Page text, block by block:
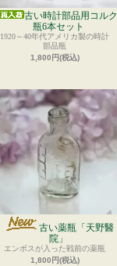
古い時計部品用コルク
瓶6本セット
1920～40年代アメリカ製の時計
部品瓶
1,800円(税込)
古い薬瓶「天野醫
院」
エンボスが入った戦前の薬瓶
1,800円(税込)